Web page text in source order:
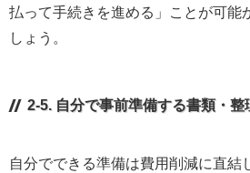
払って手続きを進める」ことが可能
しょう。
2-5. 自分で事前準備する書類・整
自分でできる準備は費用削減に直結